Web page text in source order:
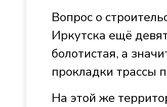
Вопрос о
Иркутска ещё
болотистая, а
прокладки трассы
На этой же